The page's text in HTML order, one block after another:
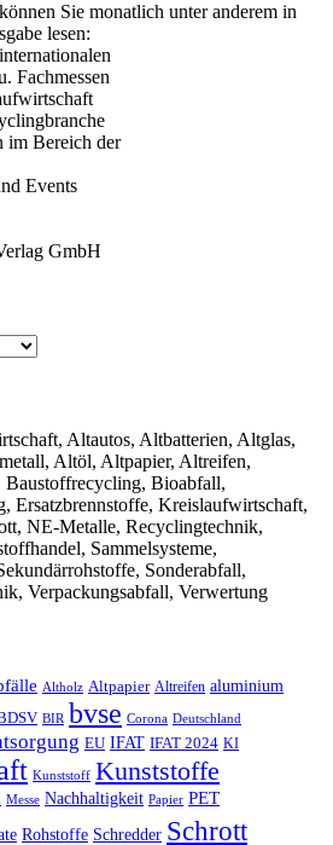
Sie monatlich unter anderem in
lesen:
Fachmessen
im Bereich der
Events
GmbH
Altautos, Altbatterien, Altglas,
Altöl, Altpapier, Altreifen,
Bioabfall,
Ersatzbrennstoffe, Kreislaufwirtschaft,
NE-Metalle, Recyclingtechnik,
Sammelsysteme,
Sonderabfall,
Verpackungsabfall, Verwertung
Altholz Altpapier Altreifen aluminium
BIR bvse Corona Deutschland
EU IFAT IFAT 2024 KI
Kunststoff Kunststoffe
Messe Nachhaltigkeit Papier PET
Rohstoffe Schredder Schrott